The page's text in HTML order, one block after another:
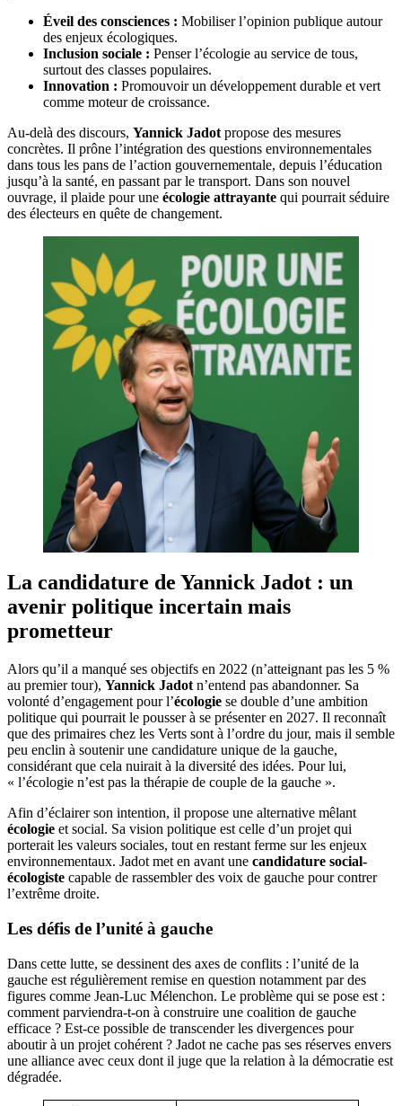
Éveil des consciences : Mobiliser l’opinion publique autour
des enjeux écologiques.
Inclusion sociale : Penser l’écologie au service de tous,
surtout des classes populaires.
Innovation : Promouvoir un développement durable et vert
comme moteur de croissance.
Au-delà des discours, Yannick Jadotpropose des mesures
concrètes. Il prône l’intégration des questions environnementales
dans tous les pans de l’action gouvernementale, depuis l’éducation
jusqu’à la santé, en passant par le transport. Dans son nouvel
ouvrage, il plaide pour une écologie attrayante qui pourrait séduire
des électeurs en quête de changement.
La candidature de Yannick Jadot : un
avenir politique incertain mais
prometteur
Alors qu’il a manqué ses objectifs en 2022 (n’atteignant pas les 5 %
au premier tour), Yannick Jadot n’entend pas abandonner. Sa
volonté d’engagement pour l’écologie se double d’une ambition
politique qui pourrait le pousser à se présenter en 2027. Il reconnaît
que des primaires chez les Verts sont à l’ordre du jour, mais il semble
peu enclin à soutenir une candidature unique de la gauche,
considérant que cela nuirait à la diversité des idées. Pour lui,
« l’écologie n’est pas la thérapie de couple de la gauche ».
Afin d’éclairer son intention, il propose une alternative mêlant
écologie et social. Sa vision politique est celle d’un projet qui
porterait les valeurs sociales, tout en restant ferme sur les enjeux
environnementaux. Jadot met en avant une candidature social-
écologiste capable de rassembler des voix de gauche pour contrer
l’extrême droite.
Les défis de l’unité à gauche
Dans cette lutte, se dessinent des axes de conflits : l’unité de la
gauche est régulièrement remise en question notamment par des
figures comme Jean-Luc Mélenchon. Le problème qui se pose est :
comment parviendra-t-on à construire une coalition de gauche
efficace ? Est-ce possible de transcender les divergences pour
aboutir à un projet cohérent ? Jadot ne cache pas ses réserves envers
une alliance avec ceux dont il juge que la relation à la démocratie est
dégradée.